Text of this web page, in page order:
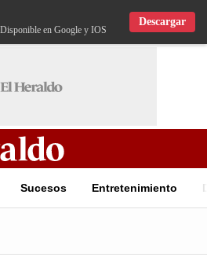
en Google y IOS
Descargar
Sucesos Entretenimiento